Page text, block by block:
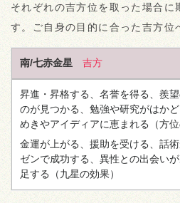
それぞれの吉方位を取った場合に
す。ご自身の目的に合った吉方位
南/七赤金星 吉方
昇進・昇格する、名誉を得る、羨
のが見つかる、勉強や研究がはか
めきやアイディアに恵まれる （方
金運が上がる、援助を受ける、話
ゼンで成功する、異性との出会い
足する （九星の効果）